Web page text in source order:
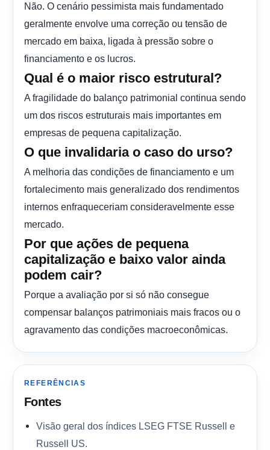
Não. O cenário pessimista mais fundamentado
geralmente envolve uma correção ou tensão de
mercado em baixa, ligada à pressão sobre o
financiamento e os lucros.
Qual é o maior risco estrutural?
A fragilidade do balanço patrimonial continua sendo
um dos riscos estruturais mais importantes em
empresas de pequena capitalização.
O que invalidaria o caso do urso?
A melhoria das condições de financiamento e um
fortalecimento mais generalizado dos rendimentos
internos enfraqueceriam consideravelmente esse
mercado.
Por que ações de pequena
capitalização e baixo valor ainda
podem cair?
Porque a avaliação por si só não consegue
compensar balanços patrimoniais mais fracos ou o
agravamento das condições macroeconômicas.
REFERÊNCIAS
Fontes
Visão geral dos índices LSEG FTSE Russell e
Russell US.